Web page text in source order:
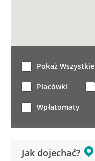
Jak dojechać?
Pokaż Wszystkie
Placówki
Wpłatomaty